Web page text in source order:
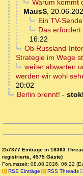
Warum kommt
MausS,
Ein TV-
Das erfordert
16:22
Ob Russland-
Strategie im Wege
weiter abwarten
werden wir wohl
20:02
Berlin brennt! -
257377 Einträge in 18363
registrierte, 4575 Gäste)
Forumszeit: 08.08.2026, 06:22
RSS Einträge
RSS Threads